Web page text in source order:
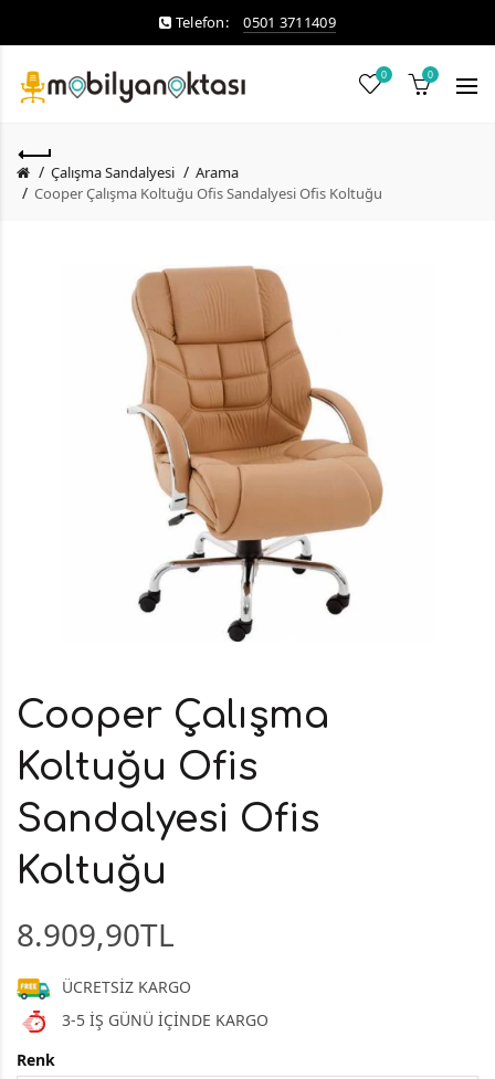
Telefon: 0501 3711409
0 0
Çalışma Sandalyesi
Arama
Cooper Çalışma Koltuğu Ofis Sandalyesi Ofis Koltuğu
Cooper Çalışma
Koltuğu Ofis
Sandalyesi Ofis
Koltuğu
8.909,90TL
ÜCRETSİZ KARGO
3-5 İŞ GÜNÜ İÇİNDE KARGO
Renk